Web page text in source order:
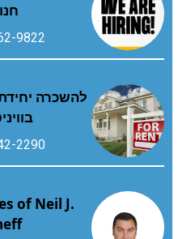
9822
להשכרה
2290
of Neil J.